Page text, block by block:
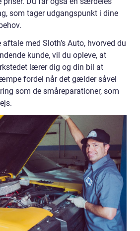
som tager udgangspunkt i dine
aftale med Sloth’s Auto, hvorved du
kunde, vil du opleve, at
lærer dig og din bil at
fordel når det gælder såvel
som de småreparationer, som